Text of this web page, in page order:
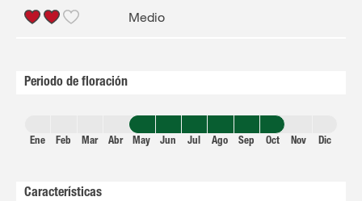
Medio
Periodo de floración
Ene Feb Mar Abr May Jun Jul Ago Sep Oct Nov Dic
Características